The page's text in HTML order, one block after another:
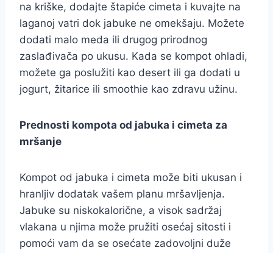
na kriške, dodajte štapiće cimeta i kuvajte na
laganoj vatri dok jabuke ne omekšaju. Možete
dodati malo meda ili drugog prirodnog
zaslađivača po ukusu. Kada se kompot ohladi,
možete ga poslužiti kao desert ili ga dodati u
jogurt, žitarice ili smoothie kao zdravu užinu.
Prednosti kompota od jabuka i cimeta za
mršanje
Kompot od jabuka i cimeta može biti ukusan i
hranljiv dodatak vašem planu mršavljenja.
Jabuke su niskokalorične, a visok sadržaj
vlakana u njima može pružiti osećaj sitosti i
pomoći vam da se osećate zadovoljni duže